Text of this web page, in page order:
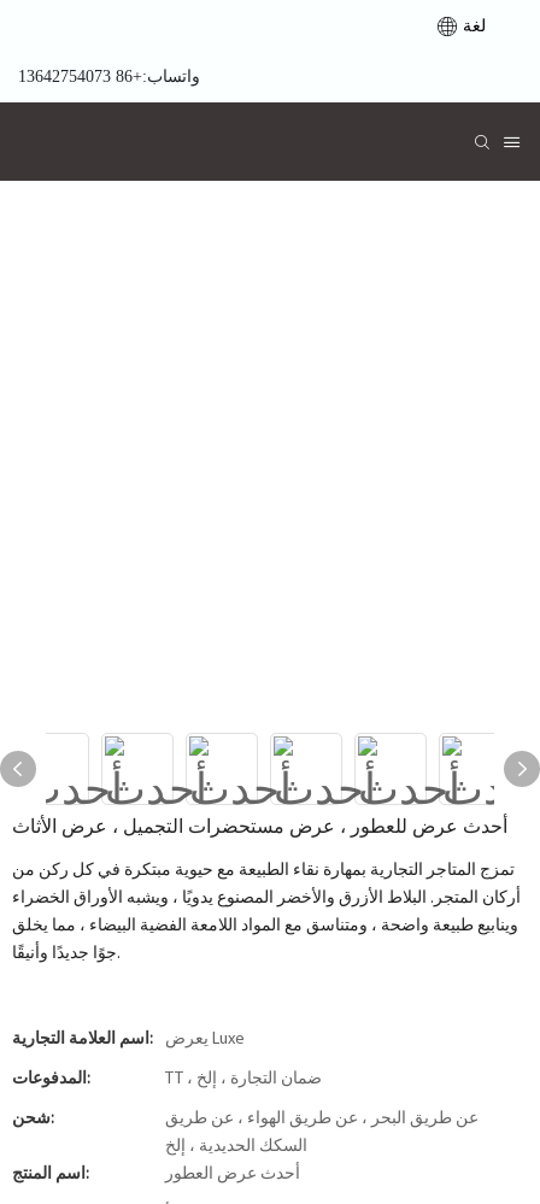
لغة
واتساب:+86 13642754073
أحدث عرض للعطور ، عرض مستحضرات التجميل ، عرض الأثاث
تمزج المتاجر التجارية بمهارة نقاء الطبيعة مع حيوية مبتكرة في كل ركن من
أركان المتجر. البلاط الأزرق والأخضر المصنوع يدويًا ، ويشبه الأوراق الخضراء
وينابيع طبيعة واضحة ، ومتناسق مع المواد اللامعة الفضية البيضاء ، مما يخلق
جوًا جديدًا وأنيقًا.
اسم العلامة التجارية: يعرض Luxe
المدفوعات: TT ، ضمان التجارة ، إلخ
شحن:
عن طريق البحر ، عن طريق الهواء ، عن طريق
السكك الحديدية ، إلخ
اسم المنتج:
أحدث عرض العطور